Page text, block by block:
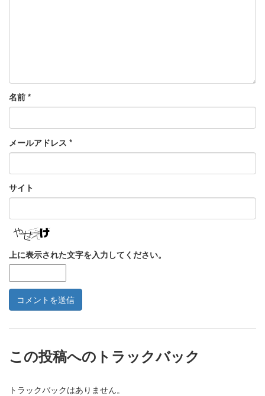
名前 *
メールアドレス *
サイト
上に表示された文字を入力してください。
この投稿へのトラックバック
トラックバックはありません。